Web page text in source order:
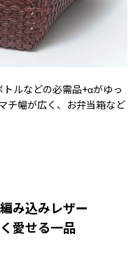
ルなどの必需品+αがゆっ
チ幅が広く、お弁当箱など
み込みレザー
愛せる一品